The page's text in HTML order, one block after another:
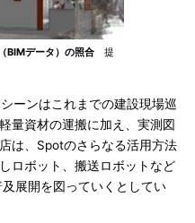
BIMデータ）の照合 提
ーンはこれまでの建設現場巡
量資材の運搬に加え、実測図
は、Spotのさらなる活用方法
ロボット、搬送ロボットなど
展開を図っていくとしてい